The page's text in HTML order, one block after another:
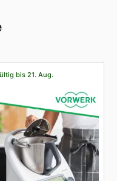
bis 21. Aug.